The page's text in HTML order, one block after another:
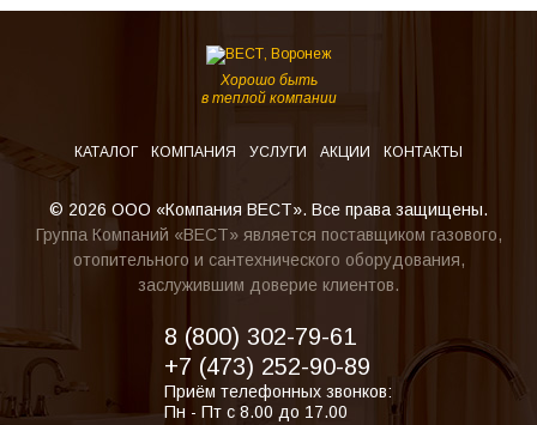
Хорошо быть
в теплой компании
КАТАЛОГ КОМПАНИЯ УСЛУГИ АКЦИИ КОНТАКТЫ
© 2026 ООО «Компания ВЕСТ». Все права защищены.
Группа Компаний «ВЕСТ» является поставщиком газового,
отопительного и сантехнического оборудования,
заслужившим доверие клиентов.
8 (800) 302-79-61
+7 (473) 252-90-89
Приём телефонных звонков:
Пн - Пт с 8.00 до 17.00